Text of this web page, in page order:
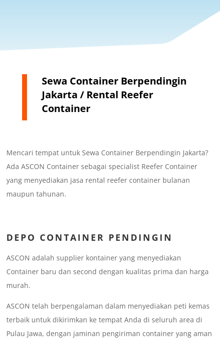
Sewa Container Berpendingin
Jakarta / Rental Reefer
Container
Mencari tempat untuk Sewa Container Berpendingin Jakarta?
Ada ASCON Container sebagai specialist Reefer Container
yang menyediakan jasa rental reefer container bulanan
maupun tahunan.
DEPO CONTAINER PENDINGIN
ASCON adalah supplier kontainer yang menyediakan
Container baru dan second dengan kualitas prima dan harga
murah.
ASCON telah berpengalaman dalam menyediakan peti kemas
terbaik untuk dikirimkan ke tempat Anda di seluruh area di
Pulau Jawa, dengan jaminan pengiriman container yang aman